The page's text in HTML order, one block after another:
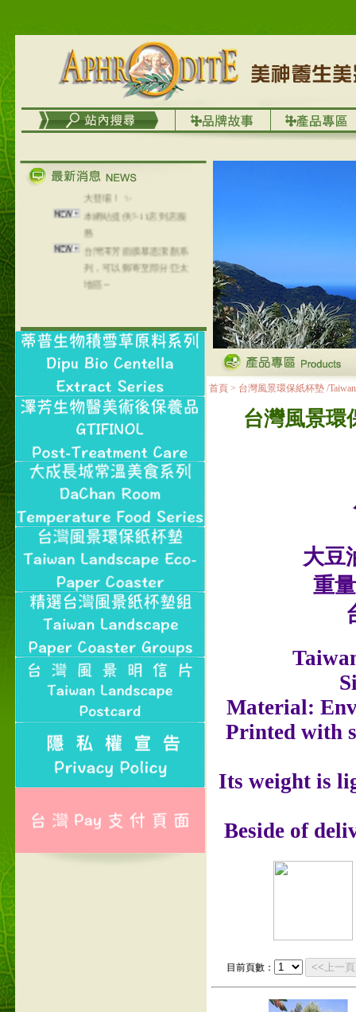
料展 in-cosmetics Global 盛
大登場！ ✨
本網站提供7-11店到店服
台灣澤芳面膜慕思潔顏系
列，可以郵寄至部分亞太
在外租屋者、居住處無管
【郵局i郵箱】的服務喔～
【i郵箱】設立的地點，請
進入內頁連結～
成功加入
Line@aphrodite2020 24小
時線上服務不打烊！
本站支援台灣Pay
本站聲明：本站目前已無
和葛堡國際有限公司任何
合作關係
本站支援支付宝
2017年1月1日起，中国大
陆运费不限重量，调降为
NT$320(RMB￥71.00)
首頁 > 台灣風景環保紙杯墊 /Taiwan
台灣風景環
大豆
重
Material:
Printed with
Its weight is
Beside of
目前頁數： <<上一頁